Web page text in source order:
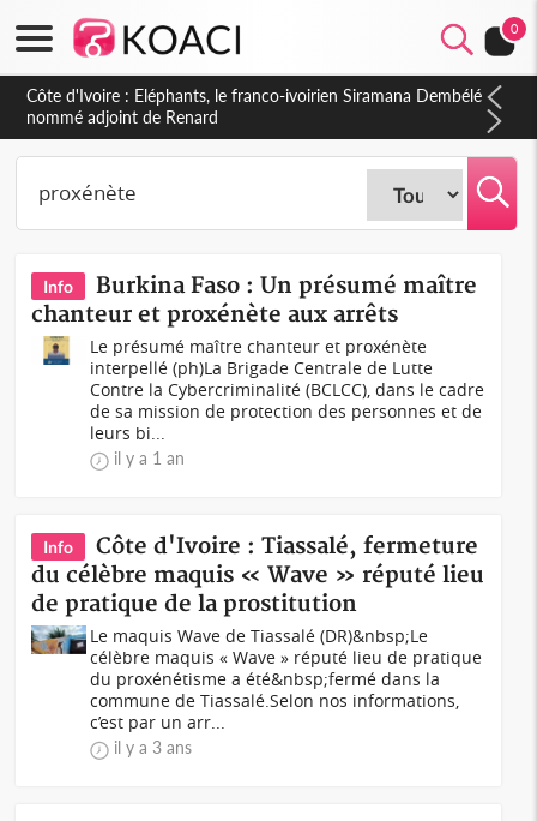
0
Côte d'Ivoire : Eléphants, le franco-ivoirien Siramana Dembélé
nommé adjoint de Renard
Info
Burkina Faso : Un présumé maître
chanteur et proxénète aux arrêts
Le présumé maître chanteur et proxénète
interpellé (ph)La Brigade Centrale de Lutte
Contre la Cybercriminalité (BCLCC), dans le cadre
de sa mission de protection des personnes et de
leurs bi...
il y a 1 an
Info
Côte d'Ivoire : Tiassalé, fermeture
du célèbre maquis « Wave » réputé lieu
de pratique de la prostitution
Le maquis Wave de Tiassalé (DR)&nbsp; Le
célèbre maquis « Wave » réputé lieu de pratique
du proxénétisme a été&nbsp;fermé dans la
commune de Tiassalé.Selon nos informations,
c’est par un arr...
il y a 3 ans